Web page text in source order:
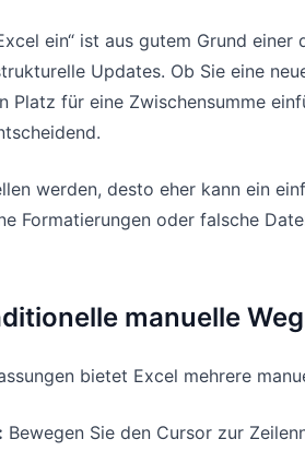
ein“ ist aus gutem Grund
Updates. Ob Sie eine
Platz für eine Zwischensumme
werden, desto eher kann ein
Formatierungen oder falsche
manuelle Weg
bietet Excel mehrere
Bewegen Sie den Cursor zur